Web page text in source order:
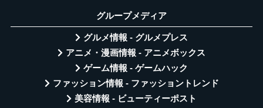
グループメディア
グルメ情報 - グルメプレス
アニメ・漫画情報 - アニメボックス
ゲーム情報 - ゲームハック
ファッション情報 - ファッショントレンド
美容情報 - ビューティーポスト